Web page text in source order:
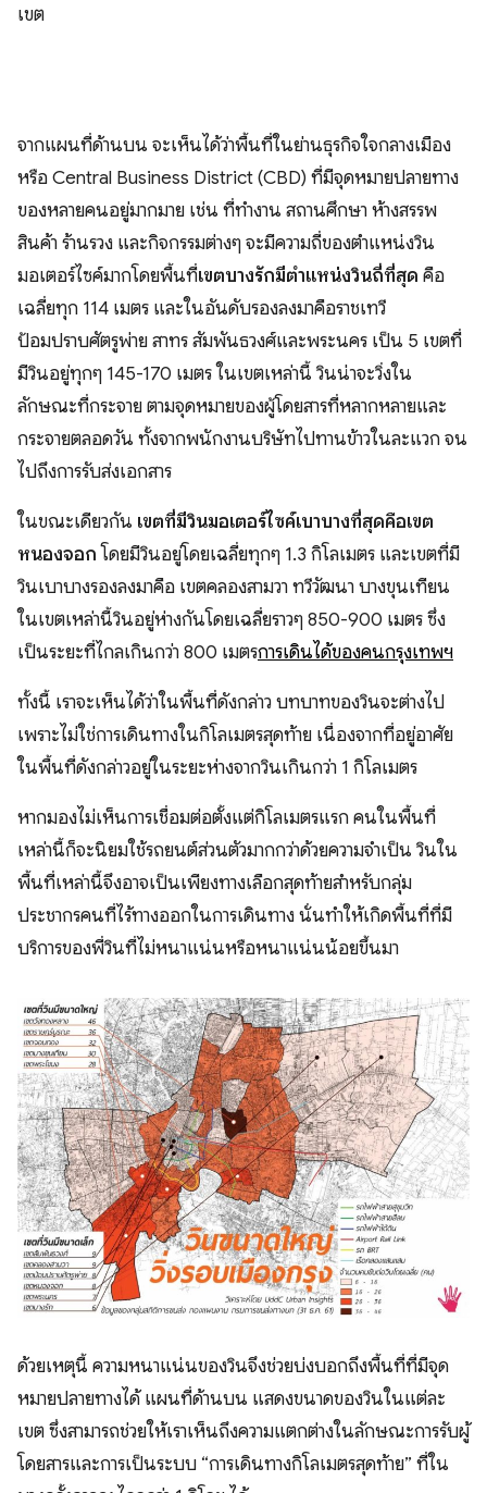
เขต
จากแผนที่ด้านบน จะเห็นได้ว่าพื้นที่ในย่านธุรกิจใจกลางเมือง
หรือ Central Business District (CBD) ที่มีจุดหมายปลายทาง
ของหลายคนอยู่มากมาย เช่น ที่ทำงาน สถานศึกษา ห้างสรรพ
สินค้า ร้านรวง และกิจกรรมต่างๆ จะมีความถี่ของตำแหน่งวิน
มอเตอร์ไซค์มากโดยพื้นที่เขตบางรักมีตำแหน่งวินถี่ที่สุด คือ
เฉลี่ยทุก 114 เมตร และในอันดับรองลงมาคือราชเทวี
ป้อมปราบศัตรูพ่าย สาทร สัมพันธวงศ์และพระนคร เป็น 5 เขตที่
มีวินอยู่ทุกๆ 145-170 เมตร ในเขตเหล่านี้ วินน่าจะวิ่งใน
ลักษณะที่กระจาย ตามจุดหมายของผู้โดยสารที่หลากหลายและ
กระจายตลอดวัน ทั้งจากพนักงานบริษัทไปทานข้าวในละแวก จน
ไปถึงการรับส่งเอกสาร
ในขณะเดียวกัน เขตที่มีวินมอเตอร์ไซค์เบาบางที่สุดคือเขต
หนองจอก โดยมีวินอยู่โดยเฉลี่ยทุกๆ 1.3 กิโลเมตร และเขตที่มี
วินเบาบางรองลงมาคือ เขตคลองสามวา ทวีวัฒนา บางขุนเทียน
ในเขตเหล่านี้วินอยู่ห่างกันโดยเฉลี่ยราวๆ 850-900 เมตร ซึ่ง
เป็นระยะที่ไกลเกินกว่า 800 เมตรการเดินได้ของคนกรุงเทพฯ
ทั้งนี้ เราจะเห็นได้ว่าในพื้นที่ดังกล่าว บทบาทของวินจะต่างไป
เพราะไม่ใช่การเดินทางในกิโลเมตรสุดท้าย เนื่องจากที่อยู่อาศัย
ในพื้นที่ดังกล่าวอยู่ในระยะห่างจากวินเกินกว่า 1 กิโลเมตร
หากมองไม่เห็นการเชื่อมต่อตั้งแต่กิโลเมตรแรก คนในพื้นที่
เหล่านี้ก็จะนิยมใช้รถยนต์ส่วนตัวมากกว่าด้วยความจำเป็น วินใน
พื้นที่เหล่านี้จึงอาจเป็นเพียงทางเลือกสุดท้ายสำหรับกลุ่ม
ประชากรคนที่ไร้ทางออกในการเดินทาง นั่นทำให้เกิดพื้นที่ที่มี
บริการของพี่วินที่ไม่หนาแน่นหรือหนาแน่นน้อยขึ้นมา
ด้วยเหตุนี้ ความหนาแน่นของวินจึงช่วยบ่งบอกถึงพื้นที่ที่มีจุด
หมายปลายทางได้ แผนที่ด้านบน แสดงขนาดของวินในแต่ละ
เขต ซึ่งสามารถช่วยให้เราเห็นถึงความแตกต่างในลักษณะการรับผู้
โดยสารและการเป็นระบบ “การเดินทางกิโลเมตรสุดท้าย” ที่ใน